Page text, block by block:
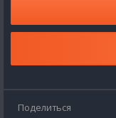
Поделиться